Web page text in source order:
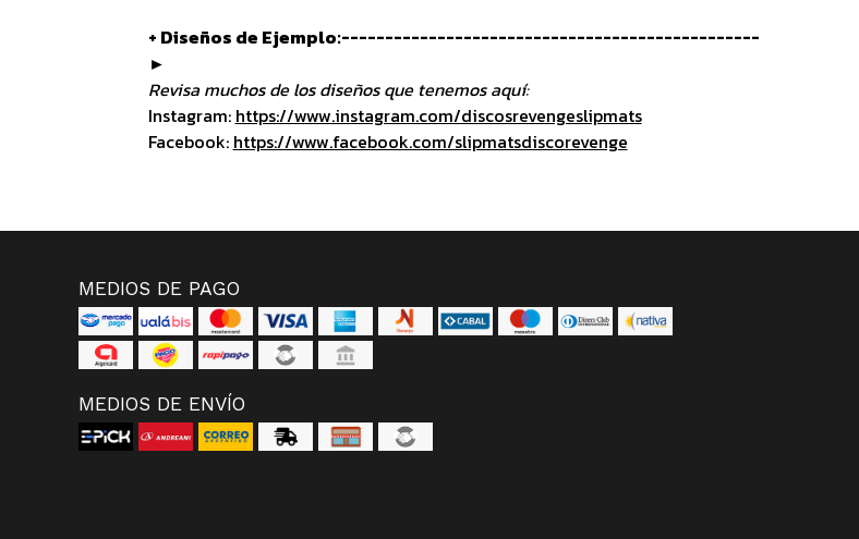
+ Diseños de Ejemplo:------------------------------------------------
►
Revisa muchos de los diseños que tenemos aquí:
Instagram: https://www.instagram.com/discosrevengeslipmats
Facebook: https://www.facebook.com/slipmatsdiscorevenge
MEDIOS DE PAGO
MEDIOS DE ENVÍO